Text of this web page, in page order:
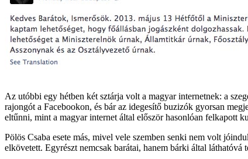
Az utóbbi egy hétben két sztárja volt a magyar internetnek: a
rajongót a Facebookon, és bár az idegesítő buzizók gyorsan
eltűnni, mint a magyar internet által először hasonlóan felkapott
Pölös Csaba esete más, mivel vele szemben senki nem volt
elkövetett. Egyrészt nemcsak barátai, hanem bárki által